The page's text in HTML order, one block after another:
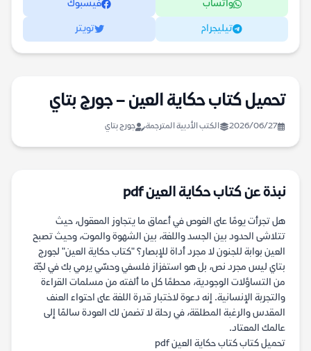
واتساب فيسبوك
تيليجرام تويتر
تحميل كتاب حكاية العين – جورج بتاي
2026/06/27 الكتب الأدبية المترجمة جورج بتاي
نبذة عن كتاب حكاية العين pdf
هل تجرأت يومًا على الغوص في أعماق ما يتجاوز المعقول، حيث
تتلاشى الحدود بين الجسد واللغة، بين الشهوة والموت، وحيث تصبح
العين بوابة للجنون لا مجرد أداة للإبصار؟ "كتاب حكاية العين" لجورج
بتاي ليس مجرد نص، بل هو استفزاز فلسفي وحسّي يرمي بك في لجّة
من التساؤلات الوجودية، محطمًا كل ما ألفته من مسلمات القراءة
والتجربة الإنسانية. إنه دعوة لاختبار قدرة اللغة على احتواء العنف
المقدس والرغبة المطلقة، في رحلة لا تضمن لك العودة سالمًا إلى
عالمك المعتاد.
تحميل كتاب كتاب حكاية العين pdf